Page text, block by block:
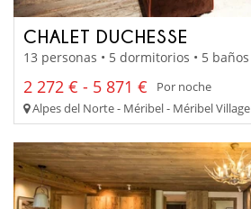
CHALET DUCHESSE
13 personas • 5 dormitorios • 5 baños
2 272 € - 5 871 €
Por noche
Alpes del Norte - Méribel - Méribel Village